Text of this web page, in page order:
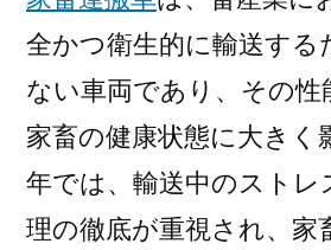
漬
物
の
種
健
康
全かつ衛生的に輸送する
ない車両であり、その性
家畜の健康状態に大きく
年では、輸送中のストレ
理の徹底が重視され、家